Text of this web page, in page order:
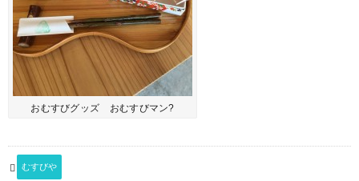
おむすびグッズ おむすびマン?
むすびや